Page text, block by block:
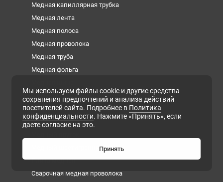
Медная капиллярная трубка
Медная лента
Медная полоса
Медная проволока
Медная труба
Медная фольга
Медный квадрат
Медный круг
Медный лист
Медный шестигранник
Плита медная
Сварочная медная проволока
Мы используем файлы cookie и другие средства
сохранения предпочтений и анализа действий
посетителей сайта. Подробнее в Политика
конфиденциальности. Нажмите «Принять», если
даете согласие на это.
Принять